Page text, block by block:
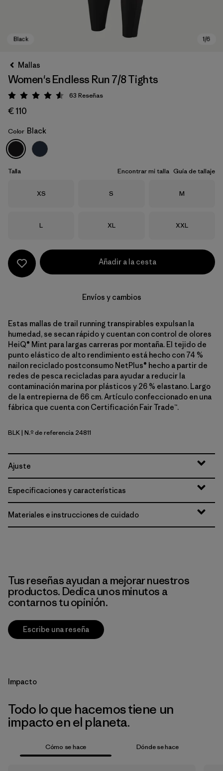
Black
Mallas
Women's Endless Run 7/8 Tights
Puntuación: 4.5 / 5
63 Reseñas
€ 110
Color Black
Talla Encontrar mi talla Guía de tallaje
Talla
XS Talla
S Talla
M
Talla
L Talla
XL Talla
XXL
Añadir a la cesta
Envíos y cambios
Estas mallas de trail running transpirables expulsan la
humedad, se secan rápido y cuentan con control de olores
HeiQ® Mint para largas carreras por montaña. El tejido de
punto elástico de alto rendimiento está hecho con 74 %
nailon reciclado postconsumo NetPlus® hecho a partir de
redes de pesca recicladas para ayudar a reducir la
contaminación marina por plásticos y 26 % elastano. Largo
de la entrepierna de 66 cm. Artículo confeccionado en una
fábrica que cuenta con Certificación Fair Trade™.
Black
BLK| N.º de referencia 24811
Ajuste
Especificaciones y características
Materiales e instrucciones de cuidado
Tus reseñas ayudan a mejorar nuestros
productos. Dedica unos minutos a
contarnos tu opinión.
Escribe una reseña
Impacto
Todo lo que hacemos tiene un
impacto en el planeta.
Cómo se hace Dónde se hace